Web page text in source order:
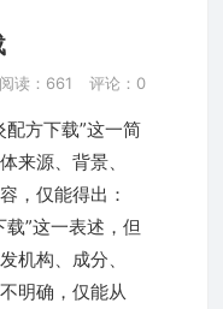
阅读：661 评论：0
配方下载”这一简
来源、背景、
，仅能得出：
”这一表述，但
机构、成分、
明确，仅能从